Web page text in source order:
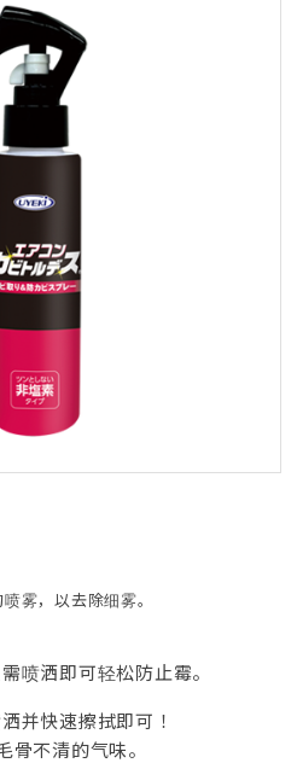
雾，以去除细雾。
喷洒即可轻松防止霉。
并快速擦拭即可！
不清的气味。